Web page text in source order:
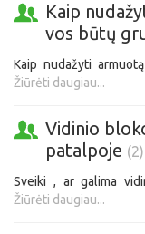
Kaip
vos būtų
Kaip nudažyti
Žiūrėti daugiau...
Vidinio
patalpoje (2)
Sveiki , ar galima
Žiūrėti daugiau...